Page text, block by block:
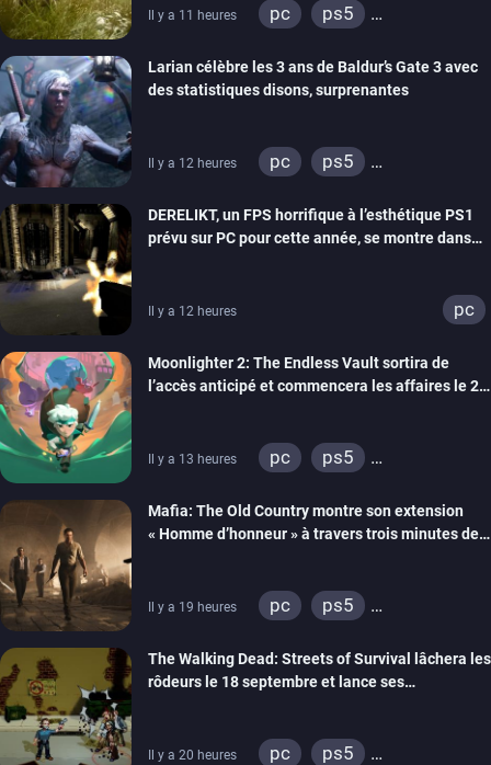
Il y a 11 heures pc
ps5
Larian célèbre les 3 ans de Baldur’s Gate 3 avec
des statistiques disons, surprenantes
Il y a 12 heures pc
ps5
DERELIKT, un FPS horrifique à l’esthétique PS1
prévu sur PC pour cette année, se montre dans
Il y a 12 heures pc
Moonlighter 2: The Endless Vault sortira de
l’accès anticipé et commencera les affaires le 2
Il y a 13 heures pc
ps5
Mafia: The Old Country montre son extension
« Homme d’honneur » à travers trois minutes de
Il y a 19 heures pc
ps5
The Walking Dead: Streets of Survival lâchera les
rôdeurs le 18 septembre et lance ses
Il y a 20 heures pc
ps5